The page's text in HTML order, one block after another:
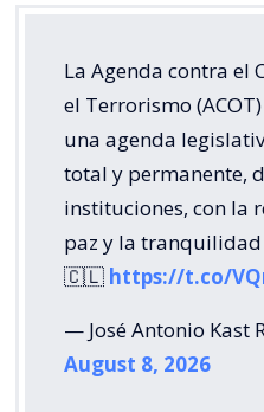
La Agenda contra el
el Terrorismo
una agenda
total y permanente,
instituciones, con la
paz y la tranquilidad
🇨🇱 https://t.co/
— José Antonio Kast
August 8, 2026